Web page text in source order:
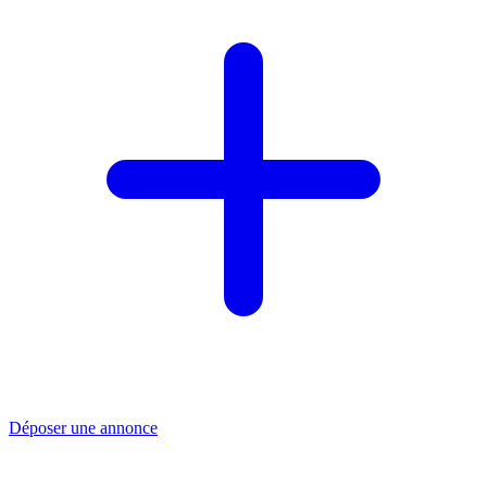
Déposer une annonce